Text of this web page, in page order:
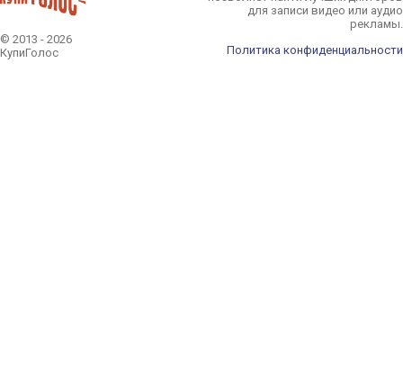
© 2013 - 2026
КупиГолос
для записи видео или аудио
рекламы.
Политика конфиденциальности